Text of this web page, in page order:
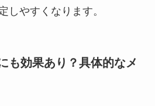
しやすくなります。
も効果あり？具体的なメ